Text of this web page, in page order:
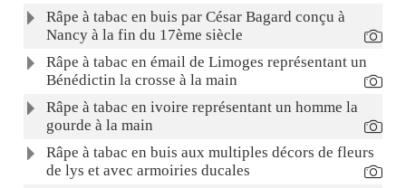
Râpe à tabac en buis par César Bagard conçu à
Nancy à la fin du 17ème siècle
Râpe à tabac en émail de Limoges représentant un
Bénédictin la crosse à la main
Râpe à tabac en ivoire représentant un homme la
gourde à la main
Râpe à tabac en buis aux multiples décors de fleurs
de lys et avec armoiries ducales